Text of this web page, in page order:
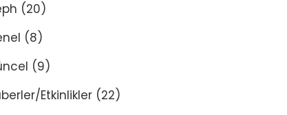
(20)
(8)
(9)
Etkinlikler (22)